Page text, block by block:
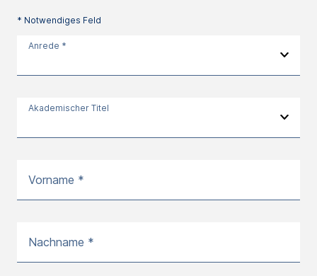
* Notwendiges Feld
Anrede *
Akademischer Titel
Vorname *
Nachname *